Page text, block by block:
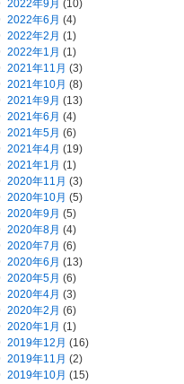
2022年9月 (10)
2022年6月 (4)
2022年2月 (1)
2022年1月 (1)
2021年11月 (3)
2021年10月 (8)
2021年9月 (13)
2021年6月 (4)
2021年5月 (6)
2021年4月 (19)
2021年1月 (1)
2020年11月 (3)
2020年10月 (5)
2020年9月 (5)
2020年8月 (4)
2020年7月 (6)
2020年6月 (13)
2020年5月 (6)
2020年4月 (3)
2020年2月 (6)
2020年1月 (1)
2019年12月 (16)
2019年11月 (2)
2019年10月 (15)